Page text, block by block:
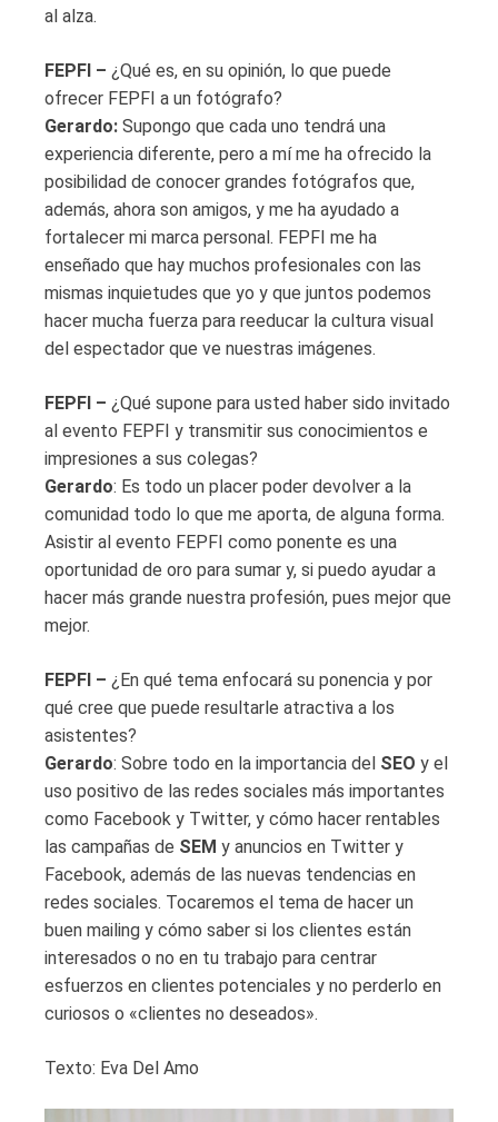
al alza.
FEPFI – ¿Qué es, en su opinión, lo que puede
ofrecer FEPFI a un fotógrafo?
Gerardo: Supongo que cada uno tendrá una
experiencia diferente, pero a mí me ha ofrecido la
posibilidad de conocer grandes fotógrafos que,
además, ahora son amigos, y me ha ayudado a
fortalecer mi marca personal. FEPFI me ha
enseñado que hay muchos profesionales con las
mismas inquietudes que yo y que juntos podemos
hacer mucha fuerza para reeducar la cultura visual
del espectador que ve nuestras imágenes.
FEPFI – ¿Qué supone para usted haber sido invitado
al evento FEPFI y transmitir sus conocimientos e
impresiones a sus colegas?
Gerardo: Es todo un placer poder devolver a la
comunidad todo lo que me aporta, de alguna forma.
Asistir al evento FEPFI como ponente es una
oportunidad de oro para sumar y, si puedo ayudar a
hacer más grande nuestra profesión, pues mejor que
mejor.
FEPFI – ¿En qué tema enfocará su ponencia y por
qué cree que puede resultarle atractiva a los
asistentes?
Gerardo: Sobre todo en la importancia del SEO y el
uso positivo de las redes sociales más importantes
como Facebook y Twitter, y cómo hacer rentables
las campañas de SEM y anuncios en Twitter y
Facebook, además de las nuevas tendencias en
redes sociales. Tocaremos el tema de hacer un
buen mailing y cómo saber si los clientes están
interesados o no en tu trabajo para centrar
esfuerzos en clientes potenciales y no perderlo en
curiosos o «clientes no deseados».
Texto: Eva Del Amo